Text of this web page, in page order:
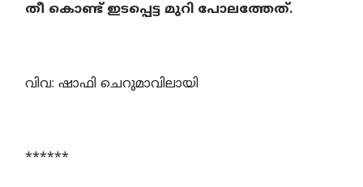
തീ കൊണ്ട് ഇടപ്പെട്ട മുറി പോലത്തേത്.
വിവ: ഷാഫി ചെറുമാവിലായി
******